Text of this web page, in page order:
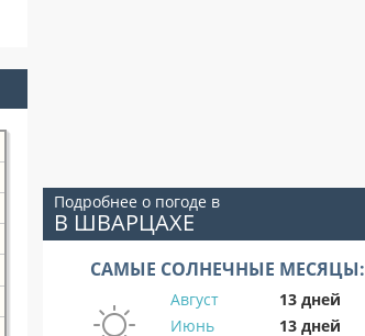
Подробнее о погоде в
В ШВАРЦАХЕ
САМЫЕ СОЛНЕЧНЫЕ МЕСЯЦЫ:
Август
13 дней
Июнь
13 дней